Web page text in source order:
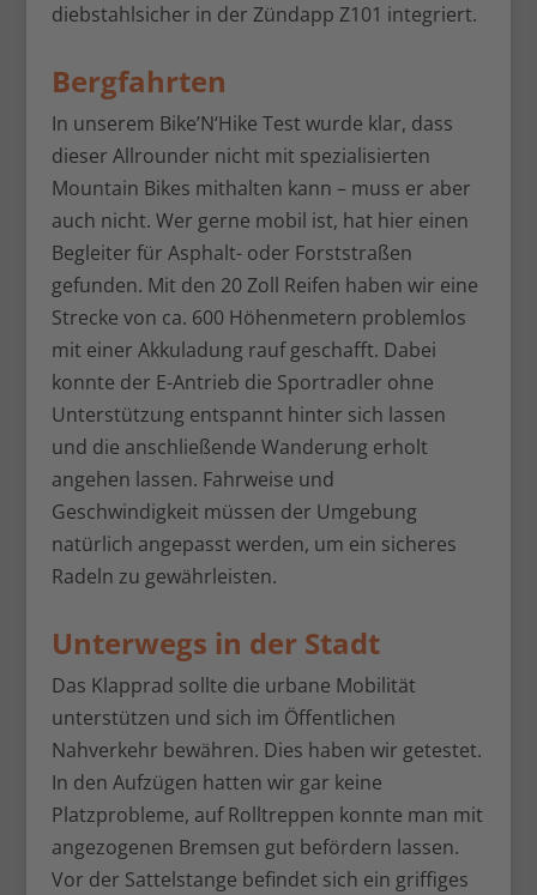
diebstahlsicher in der Zündapp Z101 integriert.
Bergfahrten
In unserem Bike’N‘Hike Test wurde klar, dass
dieser Allrounder nicht mit spezialisierten
Mountain Bikes mithalten kann – muss er aber
auch nicht. Wer gerne mobil ist, hat hier einen
Begleiter für Asphalt- oder Forststraßen
gefunden. Mit den 20 Zoll Reifen haben wir eine
Strecke von ca. 600 Höhenmetern problemlos
mit einer Akkuladung rauf geschafft. Dabei
konnte der E-Antrieb die Sportradler ohne
Unterstützung entspannt hinter sich lassen
und die anschließende Wanderung erholt
angehen lassen. Fahrweise und
Geschwindigkeit müssen der Umgebung
natürlich angepasst werden, um ein sicheres
Radeln zu gewährleisten.
Unterwegs in der Stadt
Das Klapprad sollte die urbane Mobilität
unterstützen und sich im Öffentlichen
Nahverkehr bewähren. Dies haben wir getestet.
In den Aufzügen hatten wir gar keine
Platzprobleme, auf Rolltreppen konnte man mit
angezogenen Bremsen gut befördern lassen.
Vor der Sattelstange befindet sich ein griffiges